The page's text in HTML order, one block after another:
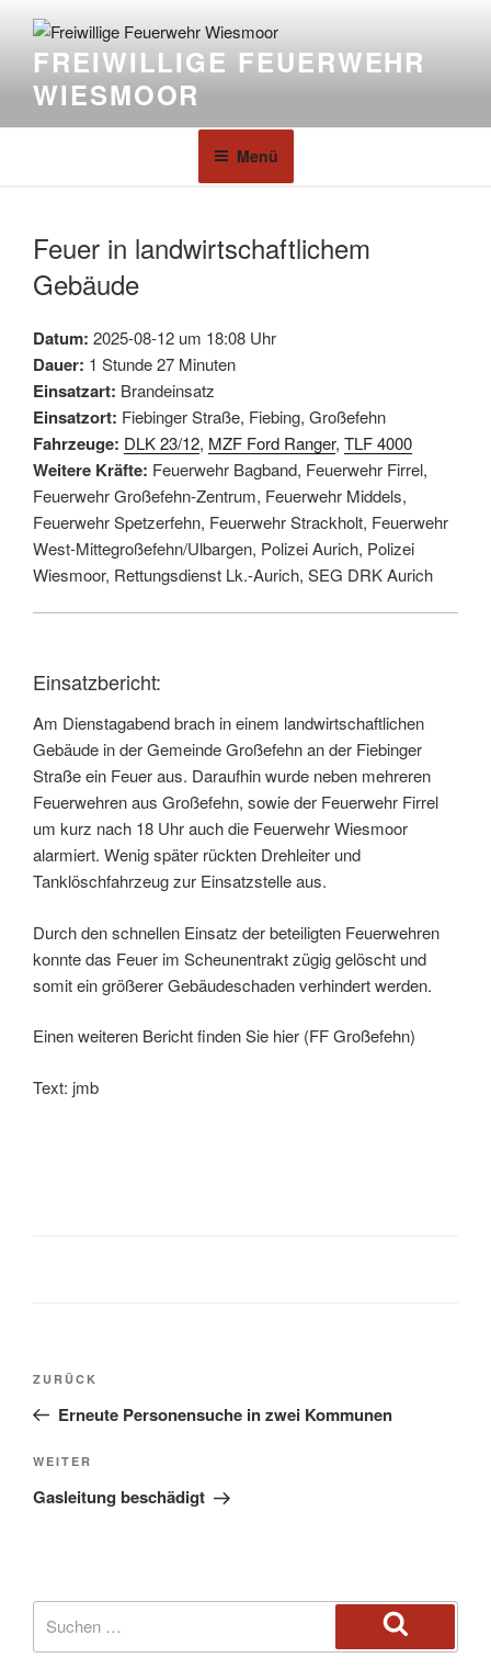
FREIWILLIGE FEUERWEHR
WIESMOOR
Menü
Feuer in landwirtschaftlichem
Gebäude
Datum: 2025-08-12 um 18:08 Uhr
Dauer: 1 Stunde 27 Minuten
Einsatzart: Brandeinsatz
Einsatzort: Fiebinger Straße, Fiebing, Großefehn
Fahrzeuge: DLK 23/12, MZF Ford Ranger, TLF 4000
Weitere Kräfte: Feuerwehr Bagband, Feuerwehr Firrel,
Feuerwehr Großefehn-Zentrum, Feuerwehr Middels,
Feuerwehr Spetzerfehn, Feuerwehr Strackholt, Feuerwehr
West-Mittegroßefehn/Ulbargen, Polizei Aurich, Polizei
Wiesmoor, Rettungsdienst Lk.-Aurich, SEG DRK Aurich
Einsatzbericht:
Am Dienstagabend brach in einem landwirtschaftlichen
Gebäude in der Gemeinde Großefehn an der Fiebinger
Straße ein Feuer aus. Daraufhin wurde neben mehreren
Feuerwehren aus Großefehn, sowie der Feuerwehr Firrel
um kurz nach 18 Uhr auch die Feuerwehr Wiesmoor
alarmiert. Wenig später rückten Drehleiter und
Tanklöschfahrzeug zur Einsatzstelle aus.
Durch den schnellen Einsatz der beteiligten Feuerwehren
konnte das Feuer im Scheunentrakt zügig gelöscht und
somit ein größerer Gebäudeschaden verhindert werden.
Einen weiteren Bericht finden Sie hier (FF Großefehn)
Text: jmb
ZURÜCK
Erneute Personensuche in zwei Kommunen
WEITER
Gasleitung beschädigt